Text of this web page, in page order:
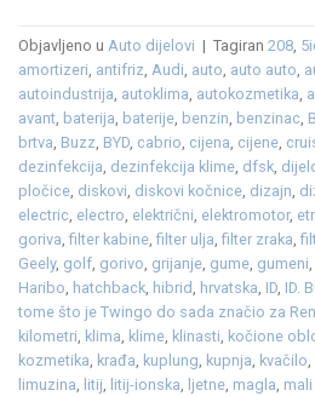
Objavljeno u Auto dijelovi | Tagiran 208,
amortizeri, antifriz, Audi, auto, auto auto,
autoindustrija, autoklima, autokozmetika,
avant, baterija, baterije, benzin, benzinac,
brtva, Buzz, BYD, cabrio, cijena, cijene,
dezinfekcija, dezinfekcija klime, dfsk,
pločice, diskovi, diskovi kočnice, dizajn,
electric, electro, električni, elektromotor,
goriva,filter kabine,filter ulja,filter zraka,
Geely, golf, gorivo, grijanje, gume, gumeni,
Haribo, hatchback, hibrid, hrvatska, ID, ID.
tome što je Twingo do sada značio za
kilometri, klima, klime, klinasti, kočione
kozmetika, krađa, kuplung, kupnja, kvačilo,
limuzina, litij, litij-ionska, ljetne, magla,